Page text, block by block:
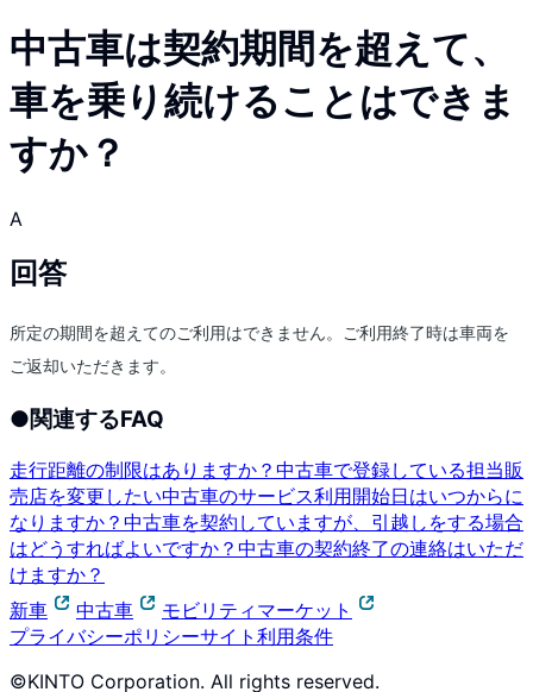
中古車は契約期間を超えて、
車を乗り続けることはできま
すか？
A
回答
所定の期間を超えてのご利用はできません。ご利用終了時は車両を
ご返却いただきます。
●関連するFAQ
走行距離の制限はありますか？ 中古車で登録している担当販
売店を変更したい中古車のサービス利用開始日はいつからに
なりますか？ 中古車を契約していますが、引越しをする場合
はどうすればよいですか？ 中古車の契約終了の連絡はいただ
けますか？
新車
中古車
モビリティマーケット
プライバシーポリシーサイト利用条件
©KINTO Corporation. All rights reserved.